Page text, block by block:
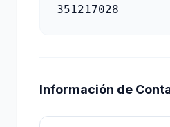
351217028
Información de